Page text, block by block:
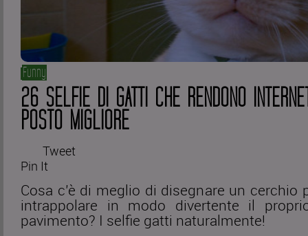
Funny
26 SELFIE DI GATTI CHE RENDONO
POSTO MIGLIORE
Tweet
Pin It
Cosa c’è di meglio di disegnare un cerchio
intrappolare in modo divertente il
pavimento? I selfie gatti naturalmente!